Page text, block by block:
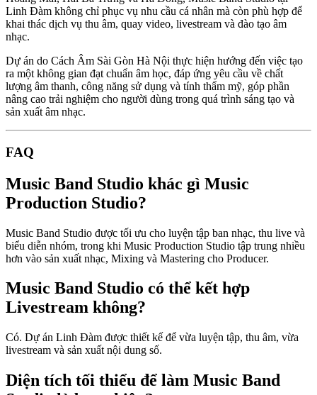
Linh Đàm không chỉ phục vụ nhu cầu cá nhân mà còn phù hợp để
khai thác dịch vụ thu âm, quay video, livestream và đào tạo âm
nhạc.
Dự án do Cách Âm Sài Gòn Hà Nội thực hiện hướng đến việc tạo
ra một không gian đạt chuẩn âm học, đáp ứng yêu cầu về chất
lượng âm thanh, công năng sử dụng và tính thẩm mỹ, góp phần
nâng cao trải nghiệm cho người dùng trong quá trình sáng tạo và
sản xuất âm nhạc.
FAQ
Music Band Studio khác gì Music
Production Studio?
Music Band Studio được tối ưu cho luyện tập ban nhạc, thu live và
biểu diễn nhóm, trong khi Music Production Studio tập trung nhiều
hơn vào sản xuất nhạc, Mixing và Mastering cho Producer.
Music Band Studio có thể kết hợp
Livestream không?
Có. Dự án Linh Đàm được thiết kế để vừa luyện tập, thu âm, vừa
livestream và sản xuất nội dung số.
Diện tích tối thiểu để làm Music Band